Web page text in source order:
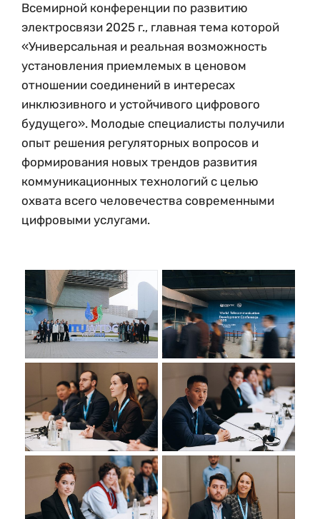
Всемирной конференции по развитию
электросвязи 2025 г., главная тема которой
«Универсальная и реальная возможность
установления приемлемых в ценовом
отношении соединений в интересах
инклюзивного и устойчивого цифрового
будущего». Молодые специалисты получили
опыт решения регуляторных вопросов и
формирования новых трендов развития
коммуникационных технологий с целью
охвата всего человечества современными
цифровыми услугами.